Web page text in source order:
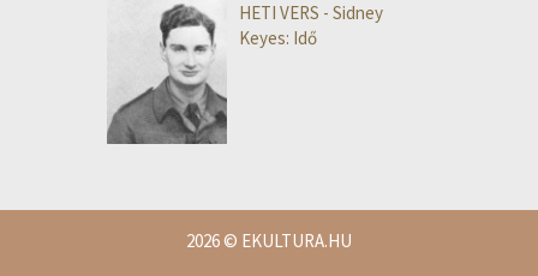
HETI VERS - Sidney
Keyes: Idő
2026© EKULTURA.HU